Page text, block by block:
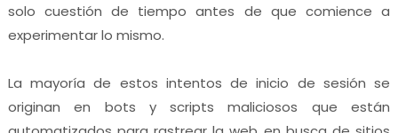
solo cuestión de tiempo antes de que comience a
experimentar lo mismo.
La mayoría de estos intentos de inicio de sesión se
originan en bots y scripts maliciosos que están